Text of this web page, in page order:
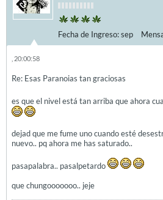
Fecha de Ingreso:sep
, 20:00:58
Re: Esas Paranoias tan graciosas
es que el nivel está tan arriba que ahora
dejad que me fume uno cuando esté
nuevo.. pq ahora me has saturado..
pasapalabra.. pasalpetardo
que chungooooooo.. jeje